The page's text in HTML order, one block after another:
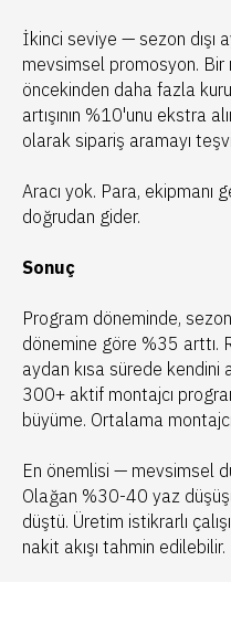
İkinci seviye — sezon dışı
mevsimsel promosyon. Bir
öncekinden daha fazla
artışının %10'unu ekstra
olarak sipariş aramayı
Aracı yok. Para, ekipmanı
doğrudan gider.
Sonuç
Program döneminde, sezon
dönemine göre %35 arttı.
aydan kısa sürede kendini
300+ aktif montajcı
büyüme. Ortalama
En önemlisi — mevsimsel
Olağan %30-40 yaz
düştü. Üretim istikrarlı
nakit akışı tahmin edilebilir.